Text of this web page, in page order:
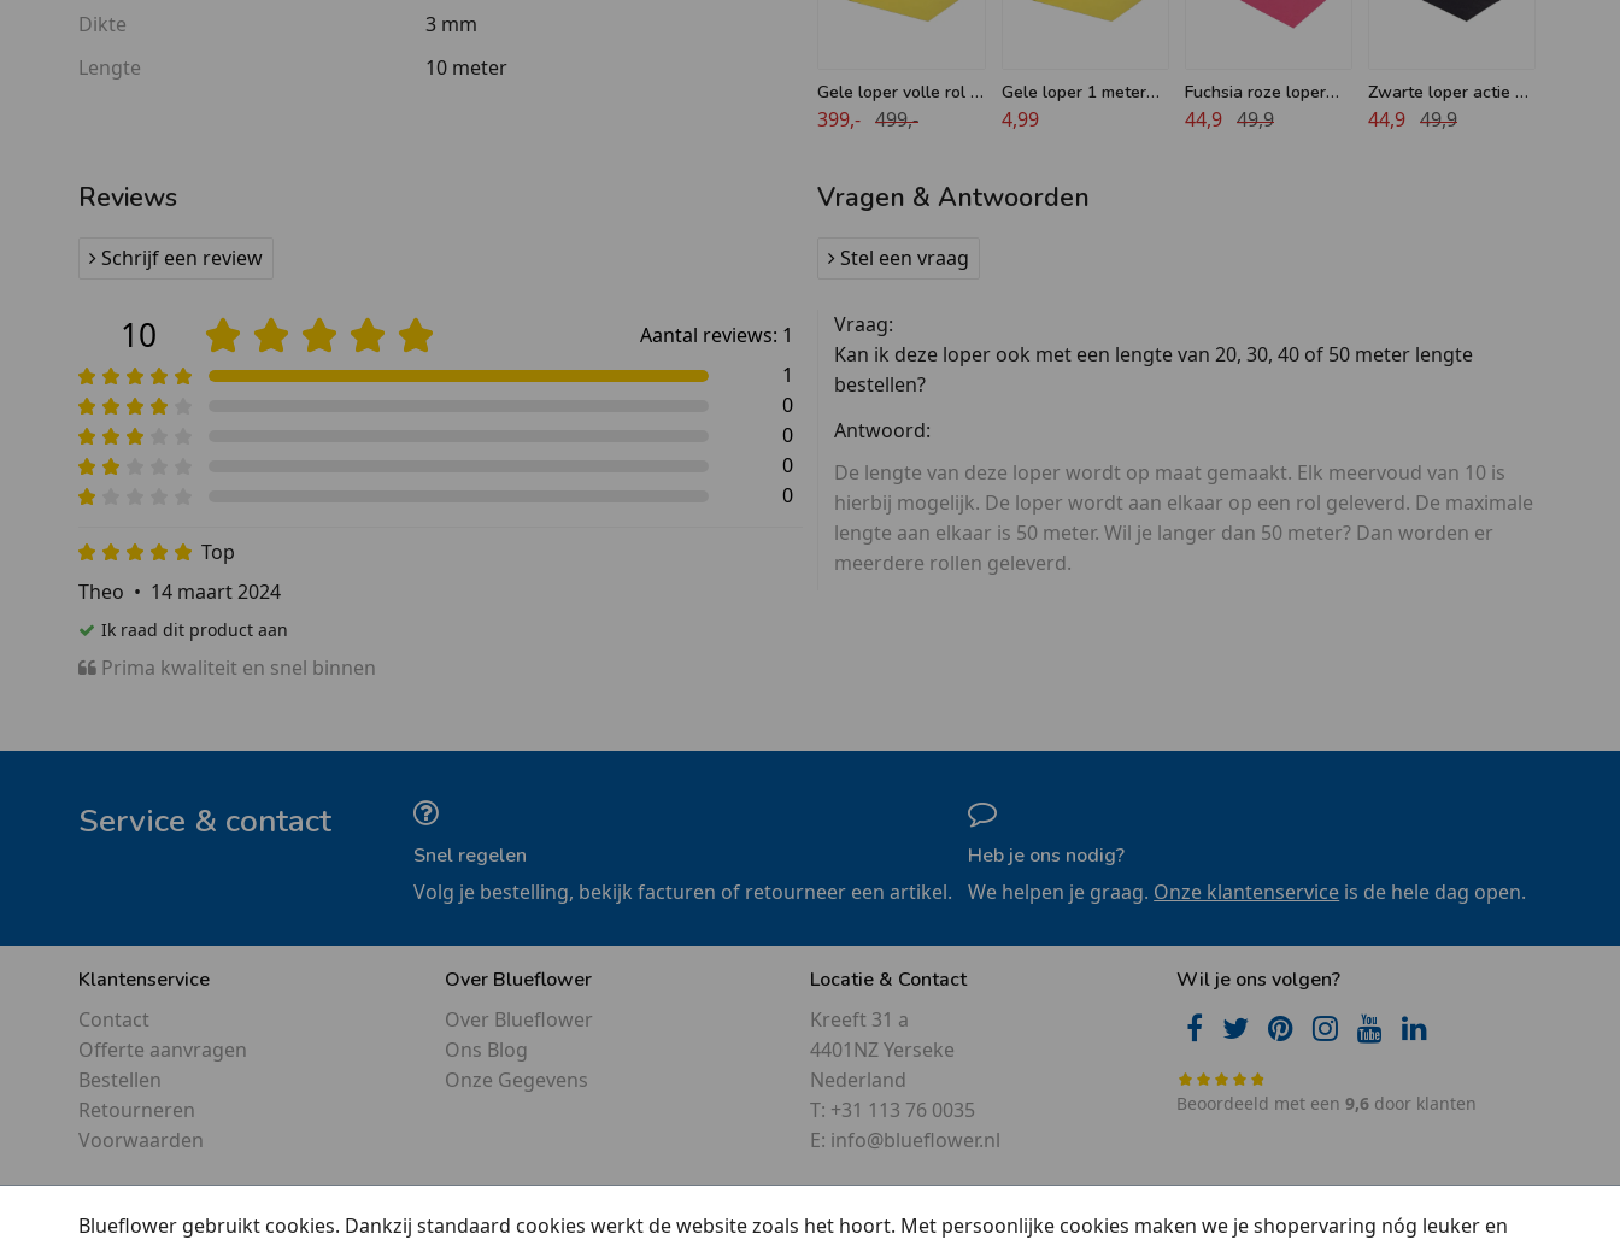
Dikte
3 mm
Lengte
10 meter
Gele loper volle rol -
lengte 50 meter -
399,- 499,-
Gele loper 1 meter
breed
4,99
Fuchsia roze loper
actie 10 meter
44,9 49,9
Zwarte loper actie 10
meter
44,9 49,9
Reviews
Schrijf een review
10 Aantal reviews: 1
1
0
0
0
0
Top
Theo • 14 maart 2024
Ik raad dit product aan
Prima kwaliteit en snel binnen
Vragen & Antwoorden
Stel een vraag
Vraag:
Kan ik deze loper ook met een lengte van 20, 30, 40 of 50 meter lengte
bestellen?
Antwoord:
De lengte van deze loper wordt op maat gemaakt. Elk meervoud van 10 is
hierbij mogelijk. De loper wordt aan elkaar op een rol geleverd. De maximale
lengte aan elkaar is 50 meter. Wil je langer dan 50 meter? Dan worden er
meerdere rollen geleverd.
Service & contact
Snel regelen
Volg je bestelling, bekijk facturen of retourneer een artikel.
Heb je ons nodig?
We helpen je graag. Onze klantenservice is de hele dag open.
Klantenservice
Contact
Offerte aanvragen
Bestellen
Retourneren
Voorwaarden
Over Blueflower
Over Blueflower
Ons Blog
Onze Gegevens
Locatie & Contact
Kreeft 31 a
4401NZ Yerseke
Nederland
T: +31 113 76 0035
E: info@blueflower.nl
Wil je ons volgen?
Beoordeeld met een 9,6door klanten
Blueflower gebruikt cookies. Dankzij standaard cookies werkt de website zoals het hoort. Met persoonlijke cookies maken we je shopervaring nóg leuker en